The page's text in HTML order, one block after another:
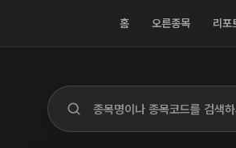
홈 오른종목 리포